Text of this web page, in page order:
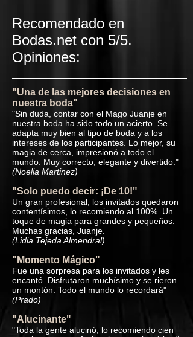
Recomendado en
Bodas.net con 5/5.
Opiniones:
"Una de las mejores decisiones en
nuestra boda"
"Sin duda, contar con el Mago Juanje en
nuestra boda ha sido todo un acierto. Se
adapta muy bien al tipo de boda y a los
intereses de los participantes. Lo mejor, su
magia de cerca, impresionó a todo el
mundo. Muy correcto, elegante y divertido."
(Noelia Martinez)
"Solo puedo decir: ¡De 10!"
Un gran profesional, los invitados quedaron
contentísimos, lo recomiendo al 100%. Un
toque de magia para grandes y pequeños.
Muchas gracias, Juanje.
(Lidia Tejeda Almendral)
"Momento Mágico"
Fue una sorpresa para los invitados y les
encantó. Disfrutaron muchísimo y se rieron
un montón. Todo el mundo lo recordará"
(Prado)
"Alucinante"
"Toda la gente alucinó, lo recomiendo cien